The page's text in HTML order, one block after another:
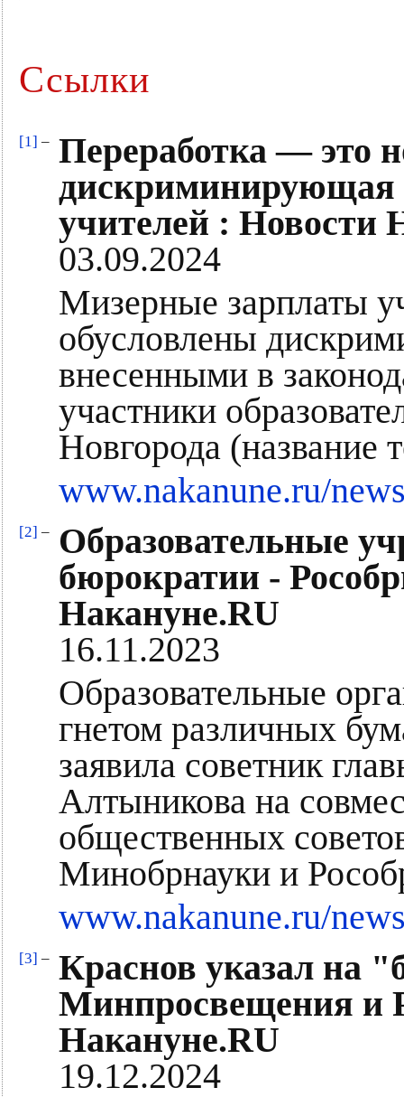
Ссылки
[1] – Переработка — это
дискриминирующая
учителей : Новости
03.09.2024
Мизерные зарплаты
обусловлены
внесенными в
участники
Новгорода (название
www.nakanune.ru/
[2] –
Образовательные
бюрократии -
Накануне.RU
16.11.2023
Образовательные
гнетом различных
заявила советник
Алтыникова на
общественных
Минобрнауки и
www.nakanune.ru/
[3] – Краснов указал на
Минпросвещения и
Накануне.RU
19.12.2024